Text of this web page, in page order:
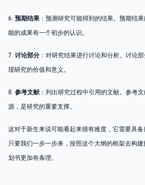
6. 预期结果 ：预测研究可能得到的结果。预期结
能的成果有一个初步的认识。
7. 讨论部分 ：对研究结果进行讨论和分析。讨论
现研究的价值和意义。
8. 参考文献 ：列出研究过程中引用的文献。参考
源，是研究的重要支撑。
这对于新生来说可能看起来很有难度，它需要具
只要我们一步一步来，按照这个大纲的框架去构
划书更加有条理。